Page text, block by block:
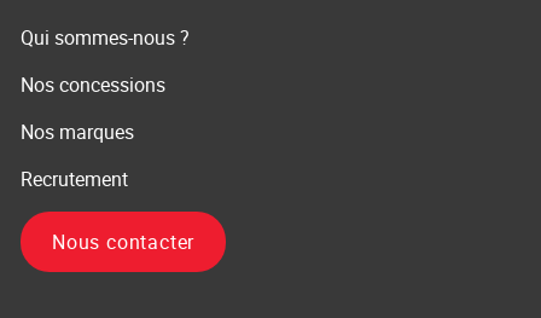
Qui sommes-nous ?
Nos concessions
Nos marques
Recrutement
Nous contacter